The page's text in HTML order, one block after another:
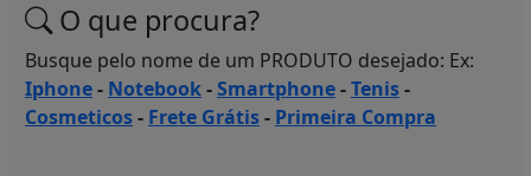
O que procura?
Busque pelo nome de um PRODUTO desejado: Ex:
Iphone- Notebook-Smartphone-Tenis-
Cosmeticos- Frete Grátis- Primeira Compra